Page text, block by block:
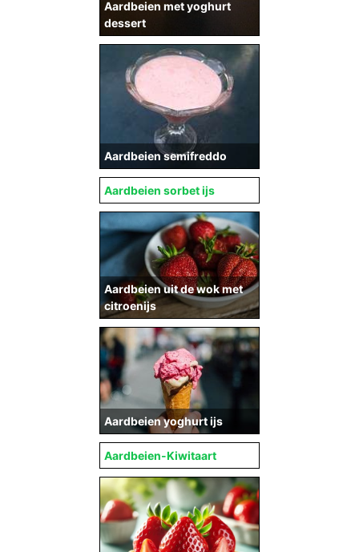
Aardbeien met yoghurt
dessert
Aardbeien semifreddo
Aardbeien sorbet ijs
Aardbeien uit de wok met
citroenijs
Aardbeien yoghurt ijs
Aardbeien-Kiwitaart